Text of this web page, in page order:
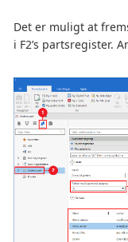
Det er muligt at
i F2’s partsregister.